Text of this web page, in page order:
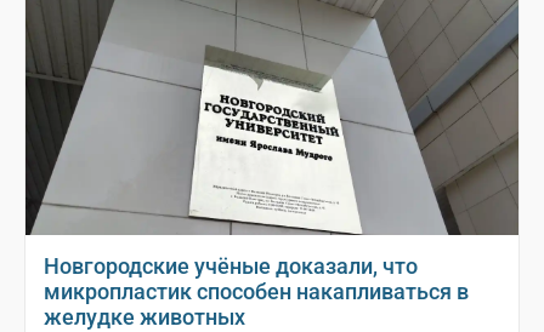
Новгородские учёные доказали, что
микропластик способен накапливаться в
желудке животных